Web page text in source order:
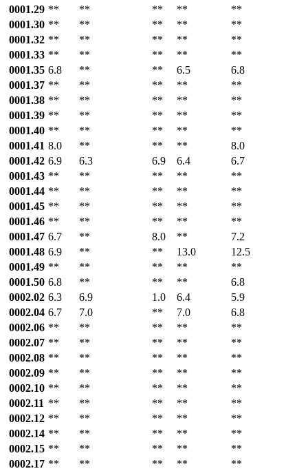
0001.29 ** ** ** **
**
0001.30 ** ** ** **
**
0001.32 ** ** ** **
**
0001.33 ** ** ** **
**
0001.35 6.8 ** ** 6.5
6.8
0001.37 ** ** ** **
**
0001.38 ** ** ** **
**
0001.39 ** ** ** **
**
0001.40 ** ** ** **
**
0001.41 8.0 ** ** **
8.0
0001.42 6.9 6.3 6.9 6.4
6.7
0001.43 ** ** ** **
**
0001.44 ** ** ** **
**
0001.45 ** ** ** **
**
0001.46 ** ** ** **
**
0001.47 6.7 ** 8.0 **
7.2
0001.48 6.9 ** ** 13.0
12.5
0001.49 ** ** ** **
**
0001.50 6.8 ** ** **
6.8
0002.02 6.3 6.9 1.0 6.4
5.9
0002.04 6.7 7.0 ** 7.0
6.8
0002.06 ** ** ** **
**
0002.07 ** ** ** **
**
0002.08 ** ** ** **
**
0002.09 ** ** ** **
**
0002.10 ** ** ** **
**
0002.11 ** ** ** **
**
0002.12 ** ** ** **
**
0002.14 ** ** ** **
**
0002.15 ** ** ** **
**
0002.17 ** ** ** **
**